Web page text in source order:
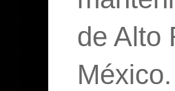
de Alto
México.